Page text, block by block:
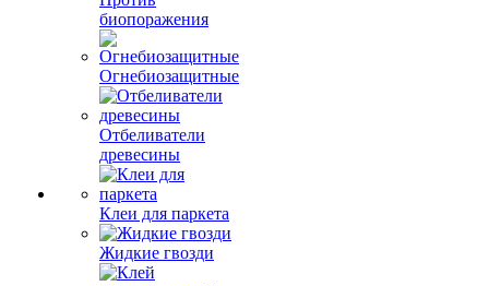
биопоражения
Огнебиозащитные
Отбеливатели
древесины
Клеи для паркета
Жидкие гвозди